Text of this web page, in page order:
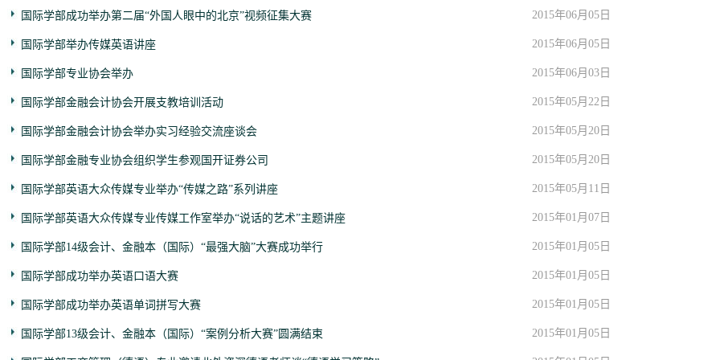
2015年06月05日
国际学部成功举办第二届“外国人眼中的北京”视频征集大赛
2015年06月05日
国际学部举办传媒英语讲座
2015年06月03日
国际学部专业协会举办
2015年05月22日
国际学部金融会计协会开展支教培训活动
2015年05月20日
国际学部金融会计协会举办实习经验交流座谈会
2015年05月20日
国际学部金融专业协会组织学生参观国开证券公司
2015年05月11日
国际学部英语大众传媒专业举办“传媒之路”系列讲座
2015年01月07日
国际学部英语大众传媒专业传媒工作室举办“说话的艺术”主题讲座
2015年01月05日
国际学部14级会计、金融本（国际）“最强大脑”大赛成功举行
2015年01月05日
国际学部成功举办英语口语大赛
2015年01月05日
国际学部成功举办英语单词拼写大赛
2015年01月05日
国际学部13级会计、金融本（国际）“案例分析大赛”圆满结束